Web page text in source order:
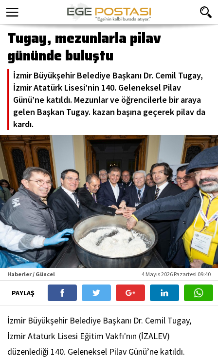
Tugay, mezunlarla pilav
gününde buluştu
İzmir Büyükşehir Belediye Başkanı Dr. Cemil Tugay,
İzmir Atatürk Lisesi’nin 140. Geleneksel Pilav
Günü’ne katıldı. Mezunlar ve öğrencilerle bir araya
gelen Başkan Tugay. kazan başına geçerek pilav da
kardı.
Haberler / Güncel 4 Mayıs 2026 Pazartesi 09:40
PAYLAŞ
İzmir Büyükşehir Belediye Başkanı Dr. Cemil Tugay,
İzmir Atatürk Lisesi Eğitim Vakfı'nın (İZALEV)
düzenlediği 140. Geleneksel Pilav Günü’ne katıldı.